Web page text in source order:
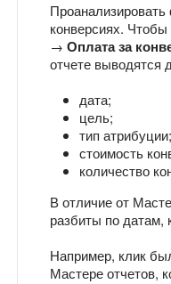
конверсиях.
→ Оплата за
отчете выводятся
дата;
цель;
тип атрибуции;
стоимость
количество
В отличие от
разбиты по датам,
Например, клик
Мастере отчетов,